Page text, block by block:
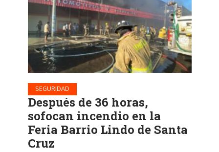
SEGURIDAD
Después de 36 horas,
sofocan incendio en la
Feria Barrio Lindo de Santa
Cruz